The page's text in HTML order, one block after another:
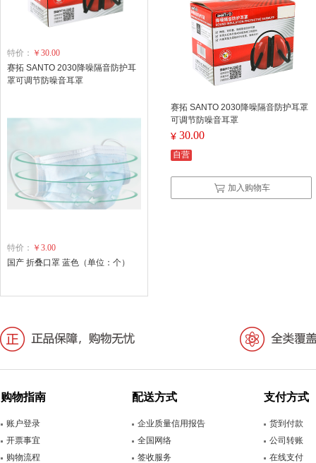
赛拓 SANTO 2030降噪隔音防护耳罩
可调节防噪音耳罩
¥ 30.00
自营
加入购物车
特价： ￥30.00
赛拓 SANTO 2030降噪隔音防护耳
罩可调节防噪音耳罩
特价： ￥3.00
国产 折叠口罩 蓝色（单位：个）
购物指南
账户登录
开票事宜
购物流程
配送方式
企业质量信用报告
全国网络
签收服务
支付方式
货到付款
公司转账
在线支付